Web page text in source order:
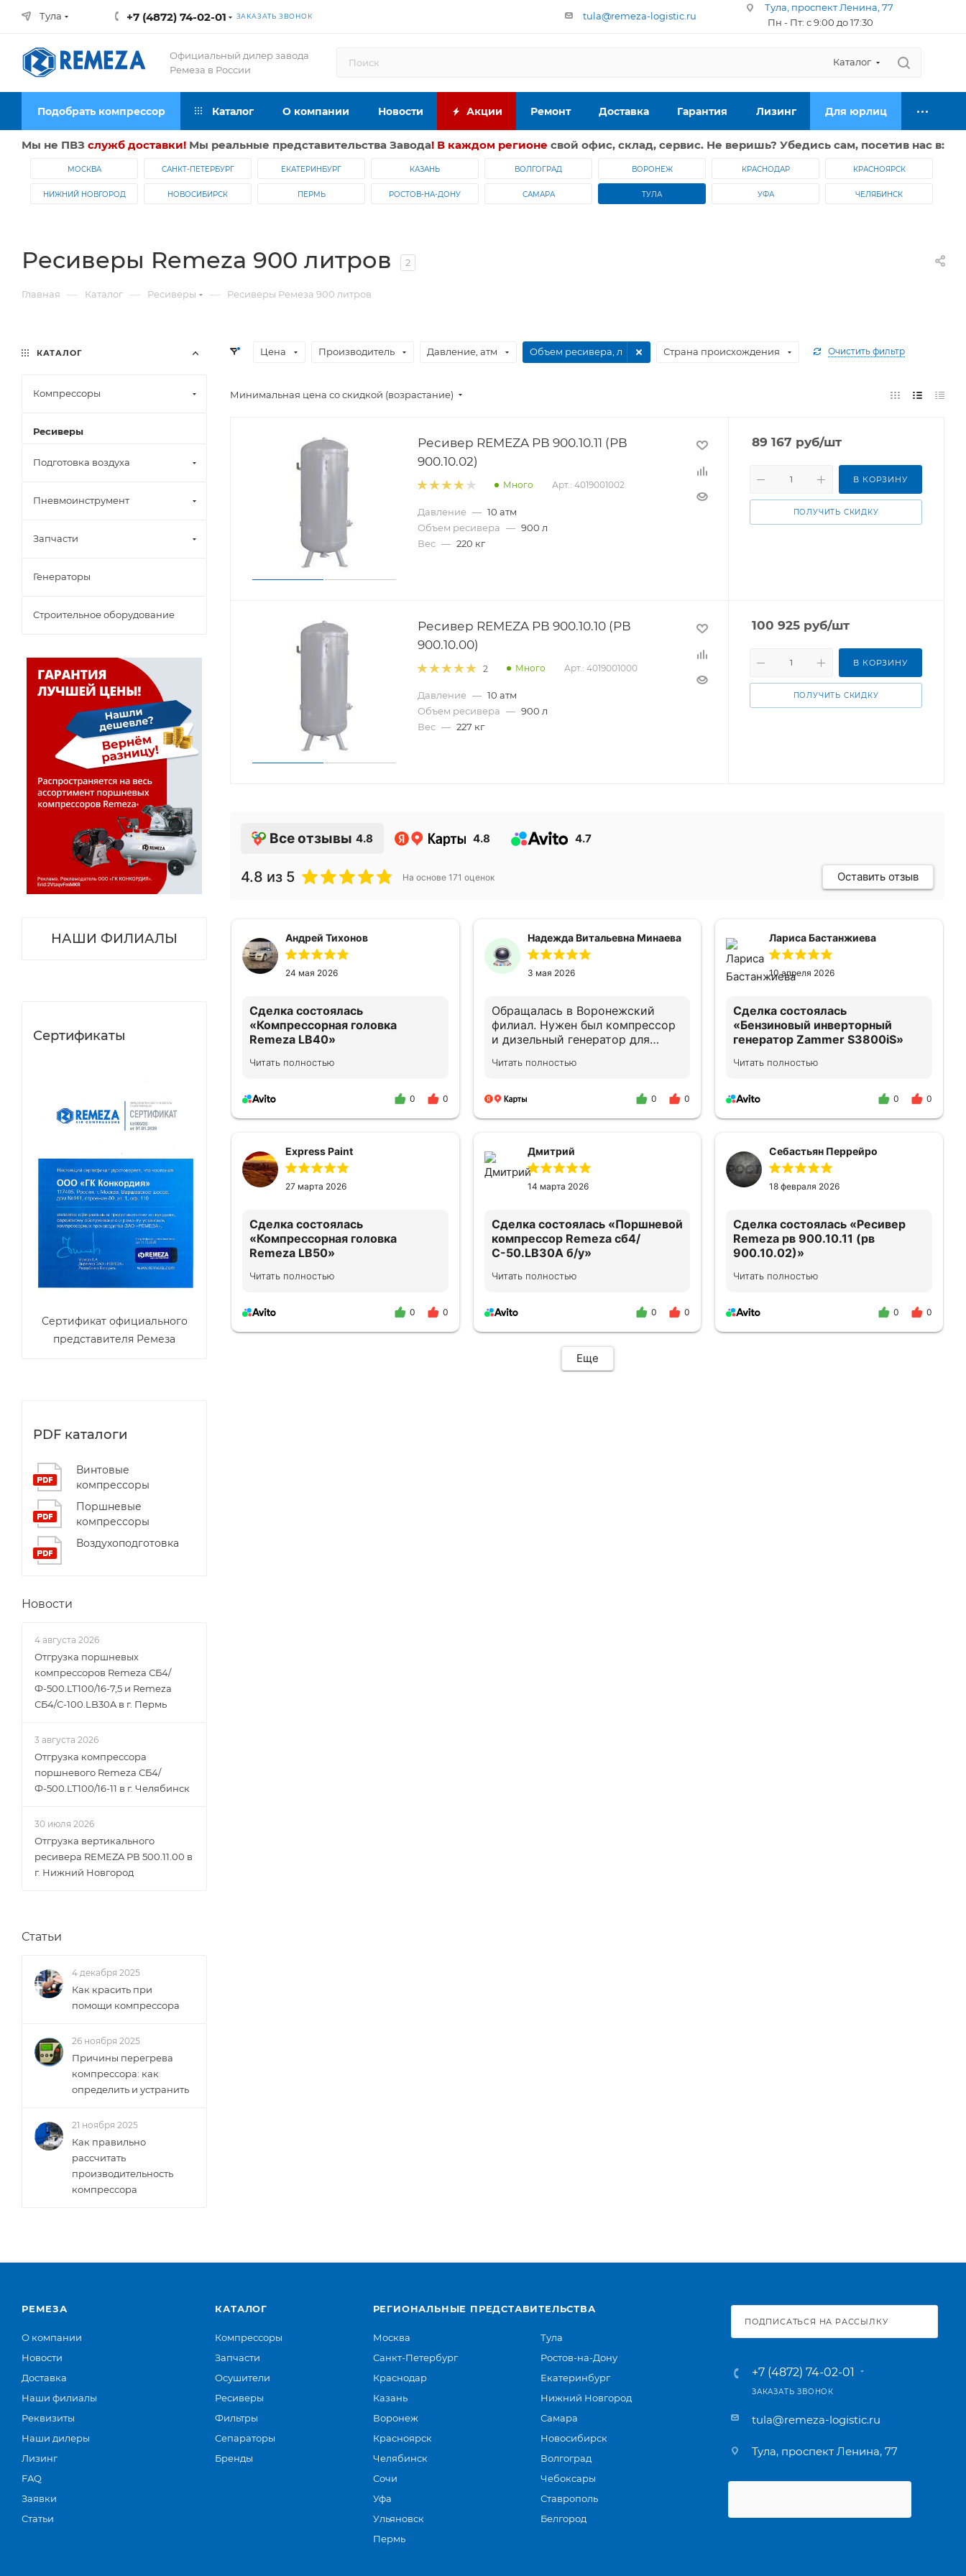
Тула +7 (4872) 74-02-01 ЗАКАЗАТЬ ЗВОНОК tula@remeza-logistic.ru
Тула, проспект Ленина, 77
Пн - Пт: с 9:00 до 17:30
Официальный дилер завода
Ремеза в России
Каталог
Подобрать компрессор Каталог О компании Новости Акции Ремонт Доставка Гарантия Лизинг Для юрлиц
Мы не ПВЗ служб доставки! Мы реальные представительства Завода! В каждом регионе свой офис, склад, сервис. Не веришь? Убедись сам, посетив нас в:
МОСКВА САНКТ-ПЕТЕРБУРГ ЕКАТЕРИНБУРГ КАЗАНЬ ВОЛГОГРАД ВОРОНЕЖ КРАСНОДАР КРАСНОЯРСК
НИЖНИЙ НОВГОРОД НОВОСИБИРСК ПЕРМЬ РОСТОВ-НА-ДОНУ САМАРА ТУЛА УФА ЧЕЛЯБИНСК
Ресиверы Remeza 900 литров 2
Главная — Каталог — Ресиверы — Ресиверы Ремеза 900 литров
Цена Производитель Давление, атм Объем ресивера, л Страна происхождения Очистить фильтр
Минимальная цена со скидкой (возрастание)
Ресивер REMEZA РВ 900.10.11 (РВ
900.10.02)
Много Арт.: 4019001002
Давление — 10 атм
Объем ресивера — 900 л
Вес — 220 кг
89 167 руб/шт
В КОРЗИНУ
ПОЛУЧИТЬ СКИДКУ
Ресивер REMEZA РВ 900.10.10 (РВ
900.10.00)
2 Много Арт.: 4019001000
Давление — 10 атм
Объем ресивера — 900 л
Вес — 227 кг
100 925 руб/шт
В КОРЗИНУ
ПОЛУЧИТЬ СКИДКУ
Все отзывы 4.8 4.8 4.7
4.8 из 5 На основе 171 оценок Оставить отзыв
Андрей Тихонов
24 мая 2026
Сделка состоялась
«Компрессорная головка
Remeza LB40»
Все на вышем уровне! девушка
Читать полностью
0 0
Надежда Витальевна Минаева
3 мая 2026
Обращалась в Воронежский
филиал. Нужен был компрессор
и дизельный генератор для
помогли подобрать
Квалифицированно
необходимости снова обращусь
и порекомендую своим
знакомым.
Читать полностью
0 0
Лариса Бастанжиева
10 апреля 2026
Сделка состоялась
«Бензиновый инверторный
генератор Zammer S3800iS»
Спасибо продавцу. Быстро,
Читать полностью
0 0
Express Paint
27 марта 2026
Сделка состоялась
«Компрессорная головка
Remeza LB50»
Все отлично, рекомендую 👍
Читать полностью
0 0
Дмитрий
14 марта 2026
Сделка состоялась «Поршневой
компрессор Remeza сб4/
С-50.LB30A б/у»
Товар соответствует описанию.
Читать полностью
0 0
Себастьян Перрейро
18 февраля 2026
Сделка состоялась «Ресивер
Remeza рв 900.10.11 (рв
900.10.02)»
все супер! ребята молодцы!
Читать полностью
0 0
Еще
КАТАЛОГ
Компрессоры
Ресиверы
Подготовка воздуха
Пневмоинструмент
Запчасти
Генераторы
Строительное оборудование
НАШИ ФИЛИАЛЫ
Сертификаты
Сертификат официального
представителя Ремеза
PDF каталоги
Винтовые
компрессоры
Поршневые
компрессоры
Воздухоподготовка
Новости
4 августа 2026
Отгрузка поршневых
компрессоров Remeza СБ4/
Ф-500.LT100/16-7,5 и Remeza
СБ4/С-100.LB30A в г. Пермь
3 августа 2026
Отгрузка компрессора
поршневого Remeza СБ4/
Ф-500.LT100/16-11 в г. Челябинск
30 июля 2026
Отгрузка вертикального
ресивера REMEZA РВ 500.11.00 в
г. Нижний Новгород
Статьи
4 декабря 2025
Как красить при
помощи компрессора
26 ноября 2025
Причины перегрева
компрессора: как
определить и устранить
21 ноября 2025
Как правильно
рассчитать
производительность
компрессора
РЕМЕЗА
О компании
Новости
Доставка
Наши филиалы
Реквизиты
Наши дилеры
Лизинг
FAQ
Заявки
Статьи
КАТАЛОГ
Компрессоры
Запчасти
Осушители
Ресиверы
Фильтры
Сепараторы
Бренды
РЕГИОНАЛЬНЫЕ ПРЕДСТАВИТЕЛЬСТВА
Москва
Тула
Санкт-Петербург
Ростов-на-Дону
Краснодар
Екатеринбург
Казань
Нижний Новгород
Воронеж
Самара
Красноярск
Новосибирск
Челябинск
Волгоград
Сочи
Чебоксары
Уфа
Ставрополь
Ульяновск
Белгород
Пермь
ПОДПИСАТЬСЯ НА РАССЫЛКУ
+7 (4872) 74-02-01
ЗАКАЗАТЬ ЗВОНОК
tula@remeza-logistic.ru
Тула, проспект Ленина, 77